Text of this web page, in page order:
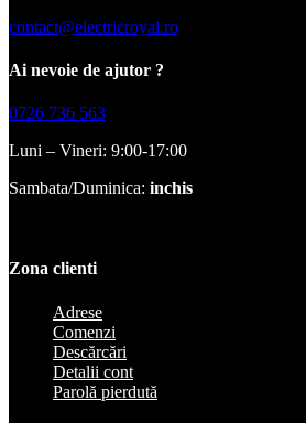
contact@electricroyal.ro
Ai nevoie de ajutor ?
0726 736 563
Luni – Vineri: 9:00-17:00
Sambata/Duminica: inchis
Zona clienti
Adrese
Comenzi
Descărcări
Detalii cont
Parolă pierdută